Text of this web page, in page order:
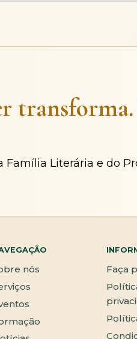
transforma.
Família Literária e do
nós
Faça